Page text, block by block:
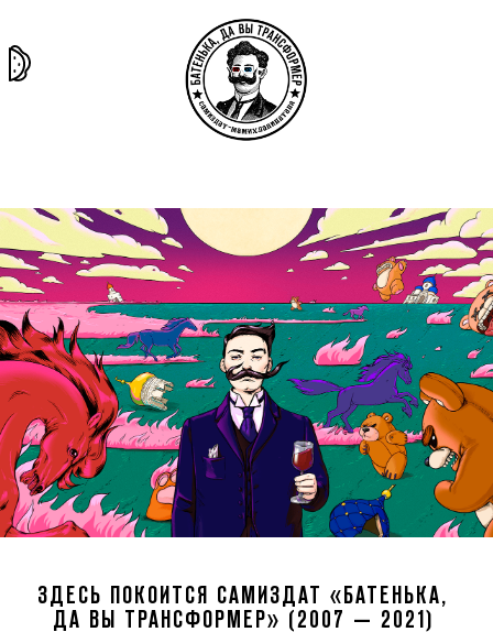
история материя секты
ЗДЕСЬ ПОКОИТСЯ САМИЗДАТ «БАТЕНЬКА,
ДА ВЫ ТРАНСФОРМЕР» (2007 — 2021)